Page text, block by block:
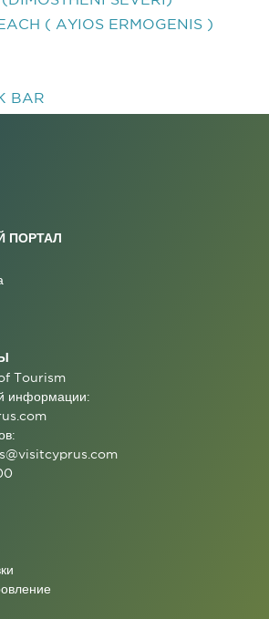
( AYIOS ERMOGENIS )
BAR
ПОРТАЛ
Tourism
информации: